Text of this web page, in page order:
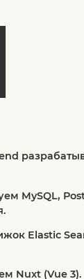
MySQL,
Elastic
Nuxt (Vue 3).